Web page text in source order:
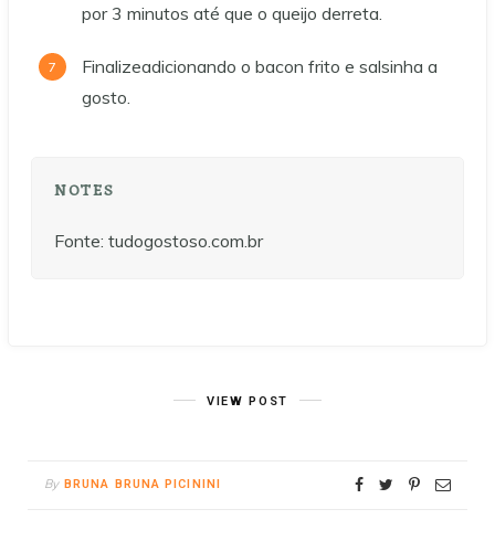
por 3 minutos até que o queijo derreta.
Finalizeadicionando o bacon frito e salsinha a
gosto.
NOTES
Fonte: tudogostoso.com.br
VIEW POST
By BRUNA BRUNA PICININI